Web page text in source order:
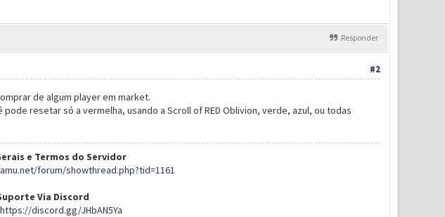
Responder
#2
de algum player em market.
resetar só a vermelha, usando a Scroll of RED Oblivion, verde, azul, ou todas
e Termos do Servidor
forum/showthread.php?tid=1161
Via Discord
https://discord.gg/JHbAN5Ya